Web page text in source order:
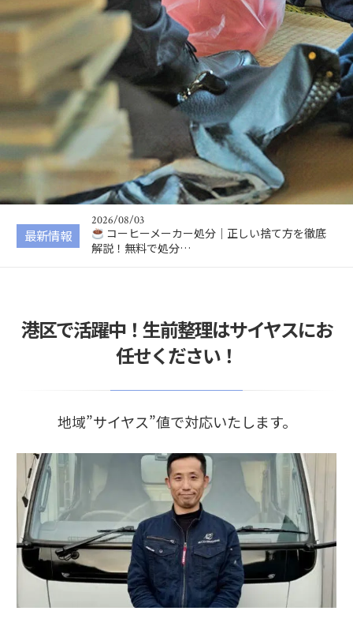
最新情報
2026/08/01
高圧洗浄機の処分方法を徹底解説！正しい捨
て方やリサイクル…
2026/08/05
ホイール処分｜正しい捨て方を徹底解説！ア
ルミ・スチールホ…
2026/08/04
VRゴーグル処分｜正しい捨て方を徹底解説！
無料で処分する方…
2026/08/03
コーヒーメーカー処分｜正しい捨て方を徹底
解説！無料で処分…
2026/08/01
高圧洗浄機の処分方法を徹底解説！正しい捨
て方やリサイクル…
2026/08/05
ルミ・スチールホ…
港区で活躍中！生前整理はサイヤスにお
任せください！
地域”サイヤス”値で対応いたします。